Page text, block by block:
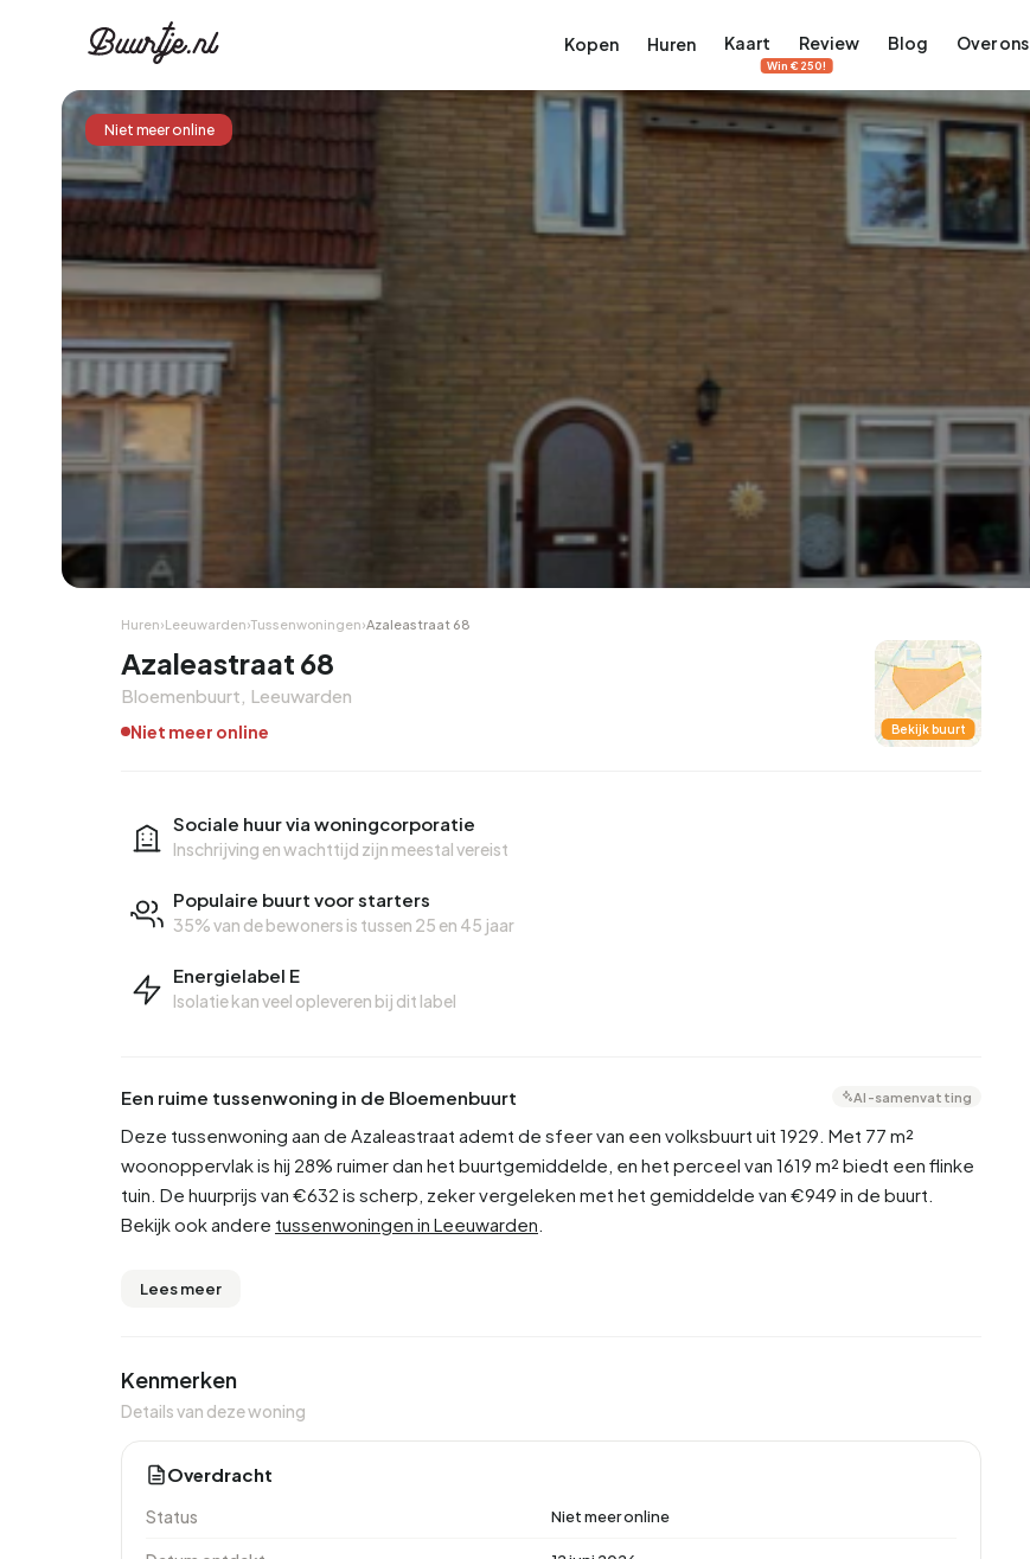
Kopen
Koopwoningen in Amsterdam Bekijk op de kaart
5.683
Appartementen Tussenwoning
101
Vrijstaand
Huren
Ontdek Amsterdam
Huurwoningen in Amsterdam
2.387
Appartementen Studio's Tussenwoning
Kaart Review
Win €250!
Blog Over ons
Niet meer online
Huren›Leeuwarden›Tussenwoningen›Azaleastraat 68
Azaleastraat 68
Bloemenbuurt, Leeuwarden
Niet meer online Bekijk buurt
Sociale huur via woningcorporatie
Inschrijving en wachttijd zijn meestal vereist
Populaire buurt voor starters
35% van de bewoners is tussen 25 en 45 jaar
Energielabel E
Isolatie kan veel opleveren bij dit label
AI-samenvatting
Een ruime tussenwoning in de Bloemenbuurt
Deze tussenwoning aan de Azaleastraat ademt de sfeer van een volksbuurt uit 1929. Met 77 m²
woonoppervlak is hij 28% ruimer dan het buurtgemiddelde, en het perceel van 1619 m² biedt een flinke
tuin. De huurprijs van €632 is scherp, zeker vergeleken met het gemiddelde van €949 in de buurt.
Bekijk ook andere tussenwoningen in Leeuwarden
Lees meer
Kenmerken
Details van deze woning
Overdracht
Status Niet meer online